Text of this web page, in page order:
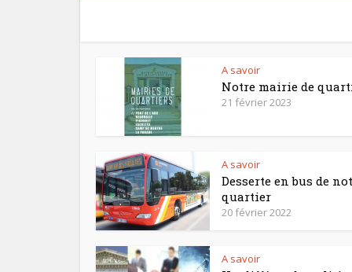
A savoir
Notre mairie de
21 février 2023
A savoir
Desserte en bus de
quartier
20 février 2022
A savoir